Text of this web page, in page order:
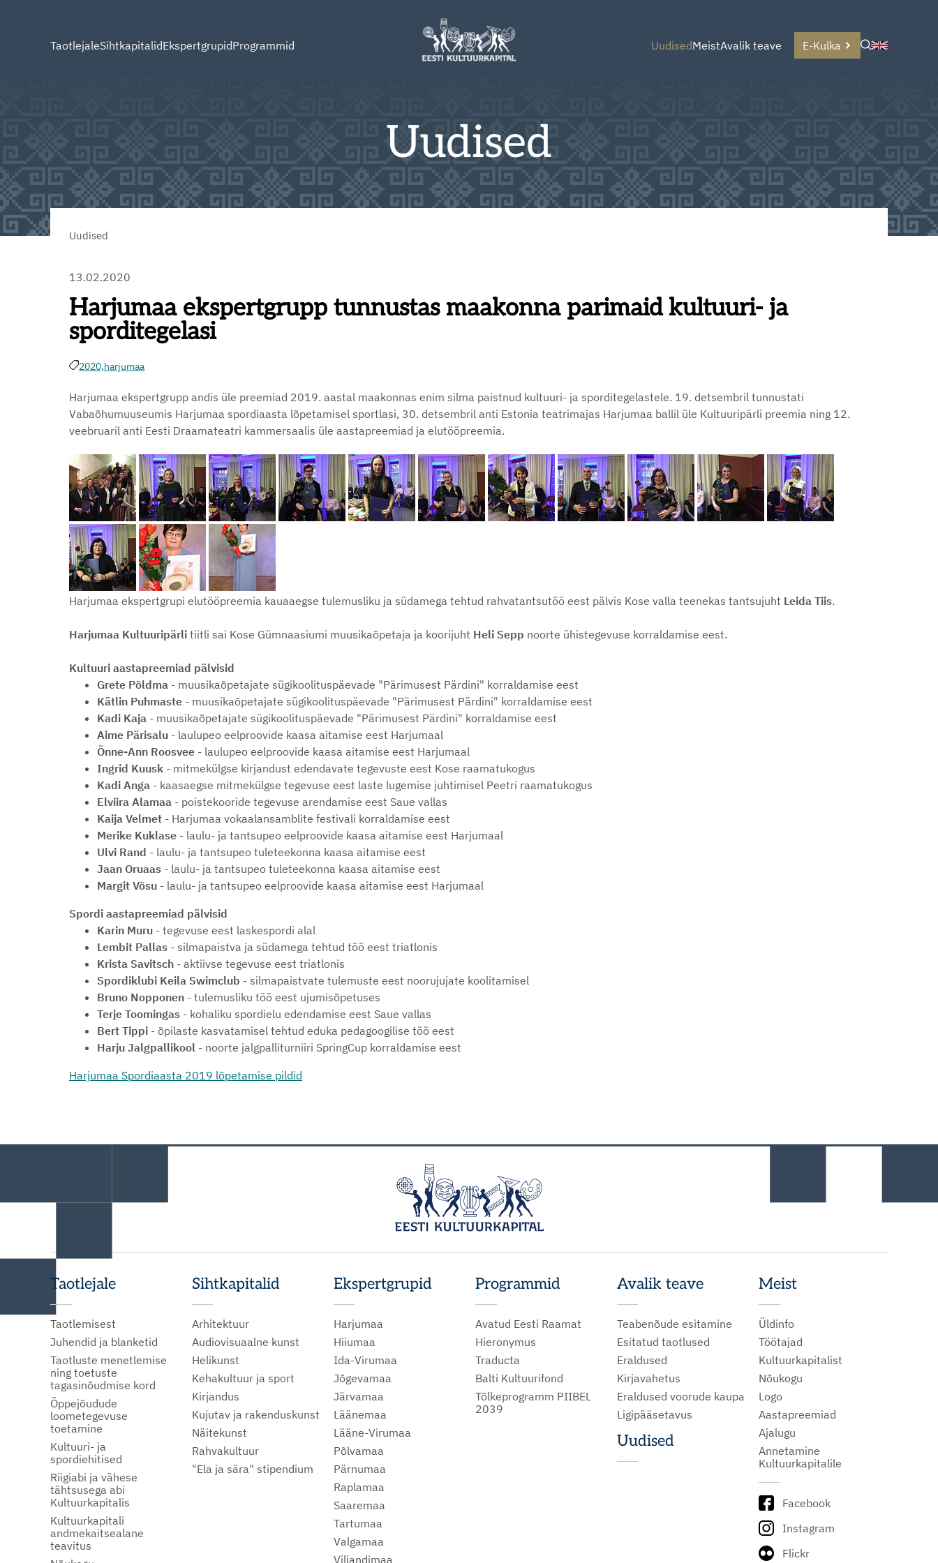
TaotlejaleSihtkapitalidEkspertgrupidProgrammid UudisedMeistAvalik teave E-Kulka
Uudised
Uudised
13.02.2020
Harjumaa ekspertgrupp tunnustas maakonna parimaid kultuuri- ja
sporditegelasi
2020,harjumaa
Harjumaa ekspertgrupp andis üle preemiad 2019. aastal maakonnas enim silma paistnud kultuuri- ja sporditegelastele. 19. detsembril tunnustati
Vabaõhumuuseumis Harjumaa spordiaasta lõpetamisel sportlasi, 30. detsembril anti Estonia teatrimajas Harjumaa ballil üle Kultuuripärli preemia ning 12.
veebruaril anti Eesti Draamateatri kammersaalis üle aastapreemiad ja elutööpreemia.
Harjumaa ekspertgrupi elutööpreemia kauaaegse tulemusliku ja südamega tehtud rahvatantsutöö eest pälvis Kose valla teenekas tantsujuht Leida Tiis.
Harjumaa Kultuuripärli tiitli sai Kose Gümnaasiumi muusikaõpetaja ja koorijuht Heli Sepp noorte ühistegevuse korraldamise eest.
Kultuuri aastapreemiad pälvisid
Grete Põldma - muusikaõpetajate sügikoolituspäevade "Pärimusest Pärdini" korraldamise eest
Kätlin Puhmaste - muusikaõpetajate sügikoolituspäevade "Pärimusest Pärdini" korraldamise eest
Kadi Kaja - muusikaõpetajate sügikoolituspäevade "Pärimusest Pärdini" korraldamise eest
Aime Pärisalu - laulupeo eelproovide kaasa aitamise eest Harjumaal
Õnne-Ann Roosvee - laulupeo eelproovide kaasa aitamise eest Harjumaal
Ingrid Kuusk - mitmekülgse kirjandust edendavate tegevuste eest Kose raamatukogus
Kadi Anga - kaasaegse mitmekülgse tegevuse eest laste lugemise juhtimisel Peetri raamatukogus
Elviira Alamaa - poistekooride tegevuse arendamise eest Saue vallas
Kaija Velmet - Harjumaa vokaalansamblite festivali korraldamise eest
Merike Kuklase - laulu- ja tantsupeo eelproovide kaasa aitamise eest Harjumaal
Ulvi Rand - laulu- ja tantsupeo tuleteekonna kaasa aitamise eest
Jaan Oruaas - laulu- ja tantsupeo tuleteekonna kaasa aitamise eest
Margit Võsu - laulu- ja tantsupeo eelproovide kaasa aitamise eest Harjumaal
Spordi aastapreemiad pälvisid
Karin Muru - tegevuse eest laskespordi alal
Lembit Pallas - silmapaistva ja südamega tehtud töö eest triatlonis
Krista Savitsch - aktiivse tegevuse eest triatlonis
Spordiklubi Keila Swimclub - silmapaistvate tulemuste eest noorujujate koolitamisel
Bruno Nopponen - tulemusliku töö eest ujumisõpetuses
Terje Toomingas - kohaliku spordielu edendamise eest Saue vallas
Bert Tippi - õpilaste kasvatamisel tehtud eduka pedagoogilise töö eest
Harju Jalgpallikool - noorte jalgpalliturniiri SpringCup korraldamise eest
Harjumaa Spordiaasta 2019 lõpetamise pildid
Taotlejale
Taotlemisest
Juhendid ja blanketid
Taotluste menetlemise
ning toetuste
tagasinõudmise kord
Õppejõudude
loometegevuse
toetamine
Kultuuri- ja
spordiehitised
Riigiabi ja vähese
tähtsusega abi
Kultuurkapitalis
Kultuurkapitali
andmekaitsealane
teavitus
Sihtkapitalid
Arhitektuur
Audiovisuaalne kunst
Helikunst
Kehakultuur ja sport
Kirjandus
Kujutav ja rakenduskunst
Näitekunst
Rahvakultuur
"Ela ja sära" stipendium
Ekspertgrupid
Harjumaa
Hiiumaa
Ida-Virumaa
Jõgevamaa
Järvamaa
Läänemaa
Lääne-Virumaa
Põlvamaa
Pärnumaa
Raplamaa
Saaremaa
Tartumaa
Valgamaa
Viljandimaa
Programmid
Avatud Eesti Raamat
Hieronymus
Traducta
Balti Kultuurifond
Tõlkeprogramm PIIBEL
2039
Avalik teave
Teabenõude esitamine
Esitatud taotlused
Eraldused
Kirjavahetus
Eraldused voorude kaupa
Ligipääsetavus
Uudised
Meist
Üldinfo
Töötajad
Kultuurkapitalist
Nõukogu
Logo
Aastapreemiad
Ajalugu
Annetamine
Kultuurkapitalile
Facebook
Instagram
Flickr